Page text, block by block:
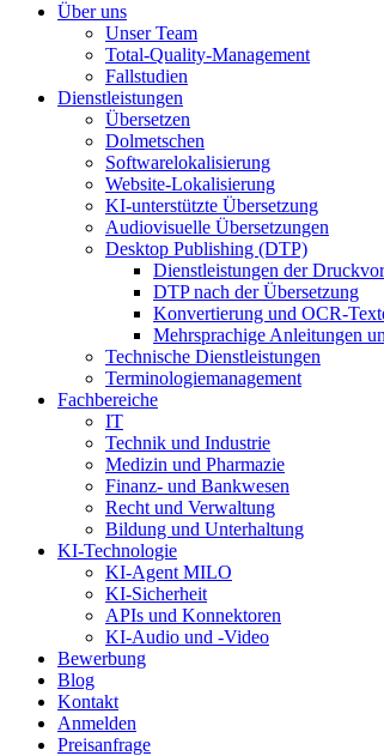
Über uns
Unser Team
Total-Quality-Management
Fallstudien
Dienstleistungen
Übersetzen
Dolmetschen
Softwarelokalisierung
Website-Lokalisierung
KI-unterstützte Übersetzung
Audiovisuelle Übersetzungen
Desktop Publishing (DTP)
Dienstleistungen der
DTP nach der Übersetzung
Konvertierung und OCR-
Mehrsprachige Anleitungen
Technische Dienstleistungen
Terminologiemanagement
Fachbereiche
IT
Technik und Industrie
Medizin und Pharmazie
Finanz- und Bankwesen
Recht und Verwaltung
Bildung und Unterhaltung
KI-Technologie
KI-Agent MILO
KI-Sicherheit
APIs und Konnektoren
KI-Audio und -Video
Bewerbung
Blog
Kontakt
Anmelden
Preisanfrage